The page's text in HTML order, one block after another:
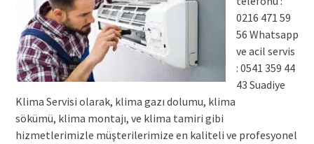
0216 471 59
56 Whatsapp
ve acil servis
: 0541 359 44
43 Suadiye
Klima Servisi olarak, klima gazı dolumu, klima
sökümü, klima montajı, ve klima tamiri gibi
hizmetlerimizle müşterilerimize en kaliteli ve profesyonel